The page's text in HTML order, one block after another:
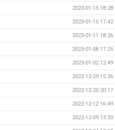
2023-01-15 18:28
2023-01-15 17:42
2023-01-11 18:26
2023-01-08 17:25
2023-01-02 12:49
2022-12-29 15:36
2022-12-20 20:17
2022-12-12 16:49
2022-12-09 13:50